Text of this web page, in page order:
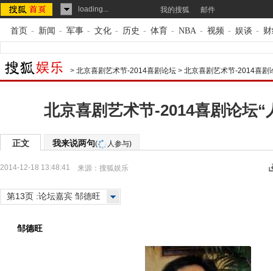
loading... 我的搜狐 邮件
首页 - 新闻 - 军事 - 文化 - 历史 - 体育 - NBA - 视频 - 娱谈 -
> 北京喜剧艺术节-2014喜剧论坛 > 北京喜剧艺术节-2014喜剧
北京喜剧艺术节-2014喜剧论坛“
正文 我来说两句( 人参与)
2014-12-18 13:48:41 来源： 搜狐娱乐
第13页 :论坛嘉宾 邹德旺
邹德旺